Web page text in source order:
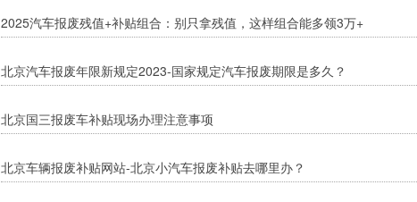
2025汽车报废残值+补贴组合：别只拿残值，这样组合能多领3万+
北京汽车报废年限新规定2023-国家规定汽车报废期限是多久？
北京国三报废车补贴现场办理注意事项
北京车辆报废补贴网站-北京小汽车报废补贴去哪里办？